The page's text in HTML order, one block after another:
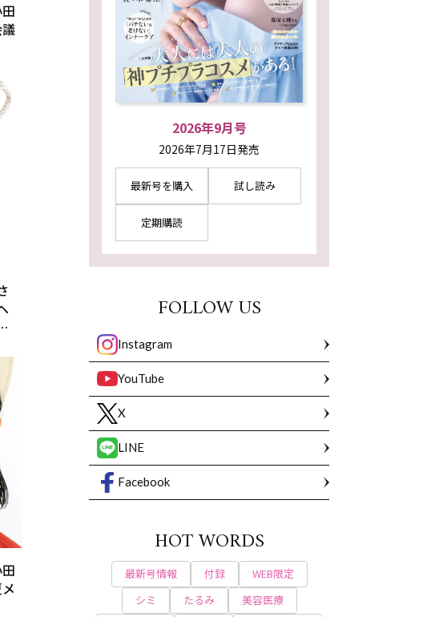
2026年9月号
2026年7月17日発売
最新号を購入 試し読み
定期購読
FOLLOW US
Instagram
YouTube
X
LINE
Facebook
HOT WORDS
最新号情報 付録
WEB限定
シミ
たるみ
美容医療